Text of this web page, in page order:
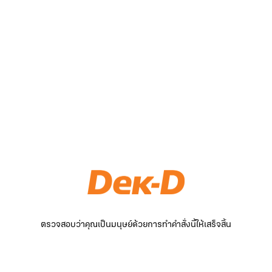
ตรวจสอบว่าคุณเป็นมนุษย์ด้วยการทำคำสั่งนี้ให้เสร็จสิ้น